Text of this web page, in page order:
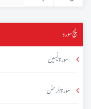
پنج سورہ
سورۃ یٰسین
سورۃ الرحمٰن